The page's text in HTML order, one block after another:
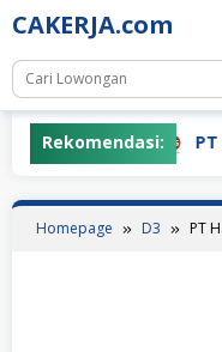
Skip
to
content
CAKERJA.com
Rekomendasi:PT
Homepage D3 PT